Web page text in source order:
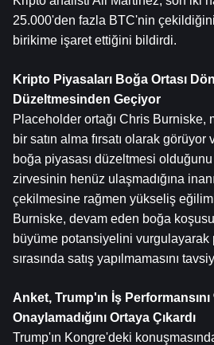
25.000'den fazla BTC'nin
birikime işaret ettiğini bildirdi.
Kripto Piyasaları Boğa Ortası
Düzeltmesinden Geçiyor
Placeholder ortağı Chris Burniske,
bir satın alma fırsatı olarak
boğa piyasası düzeltmesi
zirvesinin henüz ulaşmadığına
çekilmesine rağmen yükseliş
Burniske, devam eden boğa
büyüme potansiyelini
sırasında satış yapılmamasını
Anket, Trump'ın İş
Onaylamadığını Ortaya Çıkardı
Trump'ın Kongre'deki